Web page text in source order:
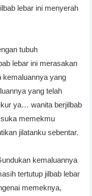
lebar ini menyerah
tubuh
lebar ini merasakan
kemaluannya yang
yang telah
ya… wanita berjilbab
memekmu
jilatanku sebentar.
kemaluannya
tertutup jilbab lebar
memeknya,